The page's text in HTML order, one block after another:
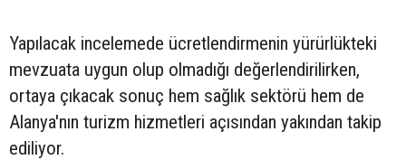
Yapılacak incelemede ücretlendirmenin yürürlükteki
mevzuata uygun olup olmadığı değerlendirilirken,
ortaya çıkacak sonuç hem sağlık sektörü hem de
Alanya'nın turizm hizmetleri açısından yakından takip
ediliyor.